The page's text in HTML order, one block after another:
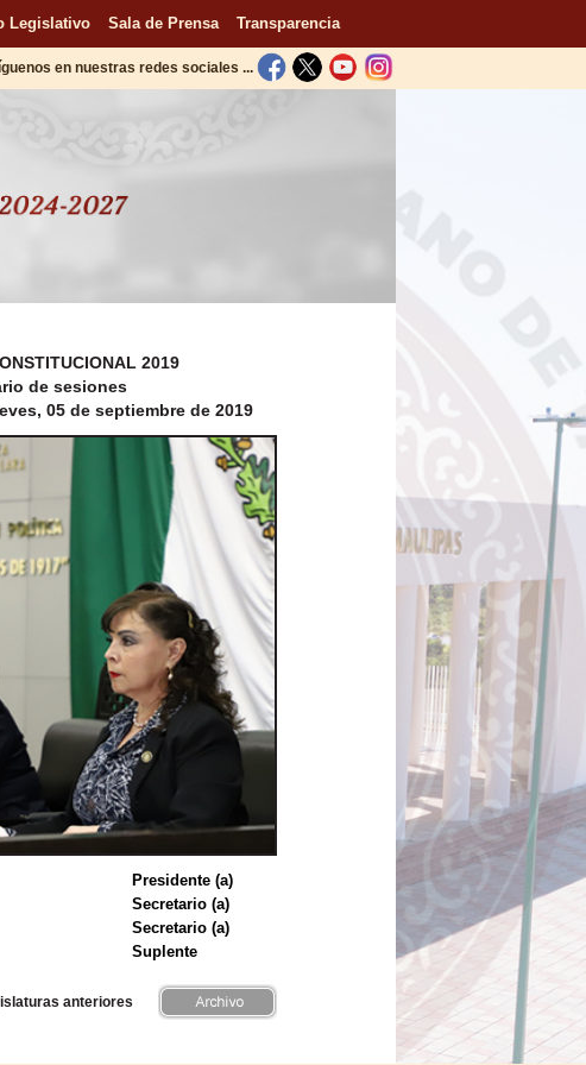
Legislativo Sala de Prensa Transparencia
en nuestras redes sociales ...
2019
de sesiones
05 de septiembre de 2019
Presidente (a)
Secretario (a)
Secretario (a)
Suplente
anteriores